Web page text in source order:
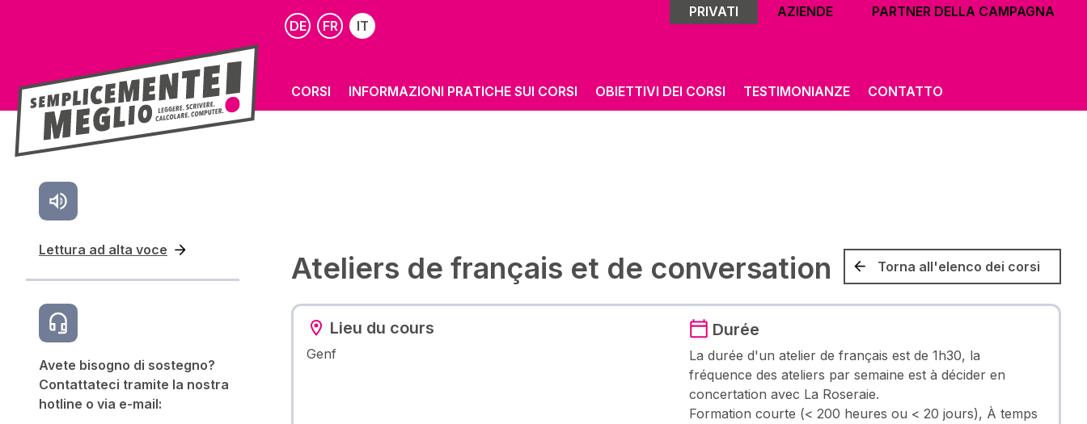
DE FR IT
PRIVATI AZIENDE PARTNER DELLA CAMPAGNA
CORSI INFORMAZIONI PRATICHE SUI CORSI OBIETTIVI DEI CORSI TESTIMONIANZE CONTATTO
Lettura ad alta voce
Ateliers de français et de conversation Torna all'elenco dei corsi
Avete bisogno di sostegno?
Contattateci tramite la nostra
hotline o via e-mail:
Lieu du cours
Genf
Durée
La durée d'un atelier de français est de 1h30, la
fréquence des ateliers par semaine est à décider en
concertation avec La Roseraie.
Formation courte (< 200 heures ou < 20 jours), À temps